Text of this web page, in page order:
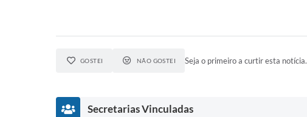
GOSTEI NÃO GOSTEI Seja o primeiro a curtir esta notícia.
Secretarias Vinculadas